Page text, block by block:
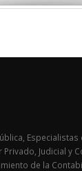
Judicial y
de la